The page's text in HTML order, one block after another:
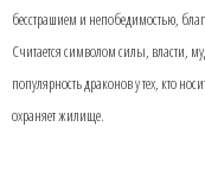
бесстрашием и непобедимостью,
Считается символом силы, власти,
популярность драконов у тех, кто
охраняет жилище.